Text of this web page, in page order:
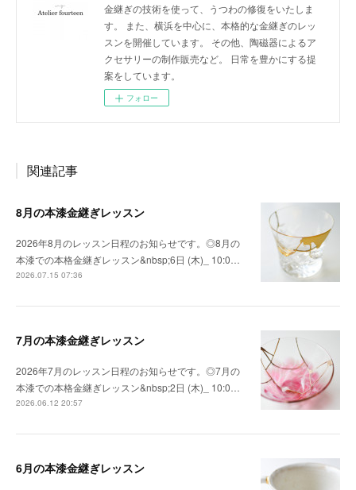
金継ぎの技術を使って、うつわの修復をいたしま
す。 また、横浜を中心に、本格的な金継ぎのレッ
スンを開催しています。 その他、陶磁器によるア
クセサリーの制作販売など。 日常を豊かにする提
案をしています。
フォロー
関連記事
8月の本漆金継ぎレッスン
2026年8月のレッスン日程のお知らせです。◎8月の
本漆での本格金継ぎレッスン&nbsp;6日 (木)_ 10:0…
2026.07.15 07:36
7月の本漆金継ぎレッスン
2026年7月のレッスン日程のお知らせです。◎7月の
本漆での本格金継ぎレッスン&nbsp;2日 (木)_ 10:0…
2026.06.12 20:57
6月の本漆金継ぎレッスン